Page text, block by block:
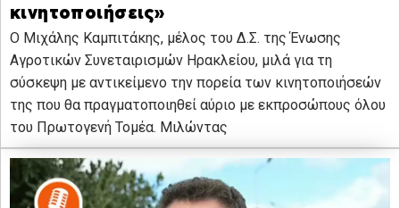
κινητοποιήσεις»
O Μιχάλης Καμπιτάκης, μέλος του Δ.Σ. της Ένωσης
Αγροτικών Συνεταιρισμών Ηρακλείου, μιλά για τη
σύσκεψη με αντικείμενο την πορεία των κινητοποιήσεών
της που θα πραγματοποιηθεί αύριο με εκπροσώπους όλου
του Πρωτογενή Τομέα. Μιλώντας